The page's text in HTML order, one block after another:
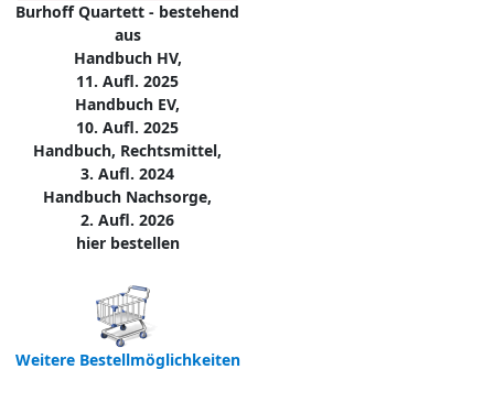
Burhoff Quartett - bestehend
aus
Handbuch HV,
11. Aufl. 2025
Handbuch EV,
10. Aufl. 2025
Handbuch, Rechtsmittel,
3. Aufl. 2024
Handbuch Nachsorge,
2. Aufl. 2026
hier bestellen
Weitere Bestellmöglichkeiten